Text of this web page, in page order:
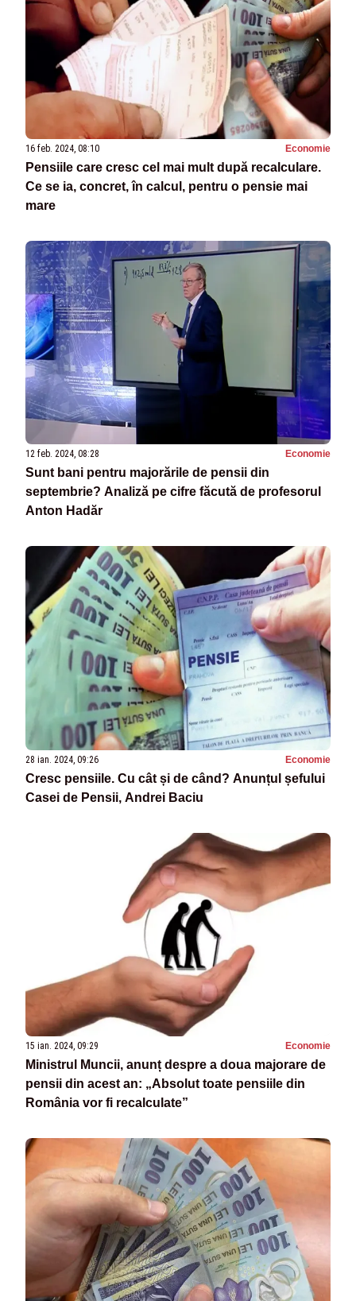
16 feb. 2024, 08:10 Economie
Pensiile care cresc cel mai mult după recalculare.
Ce se ia, concret, în calcul, pentru o pensie mai
mare
12 feb. 2024, 08:28 Economie
Sunt bani pentru majorările de pensii din
septembrie? Analiză pe cifre făcută de profesorul
Anton Hadăr
28 ian. 2024, 09:26 Economie
Cresc pensiile. Cu cât și de când? Anunțul șefului
Casei de Pensii, Andrei Baciu
15 ian. 2024, 09:29 Economie
Ministrul Muncii, anunț despre a doua majorare de
pensii din acest an: „Absolut toate pensiile din
România vor fi recalculate”